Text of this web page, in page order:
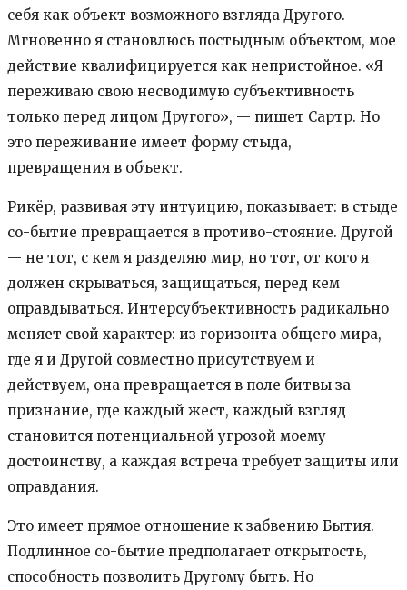
себя как объект возможного взгляда Другого.
Мгновенно я становлюсь постыдным объектом, мое
действие квалифицируется как непристойное. «Я
переживаю свою несводимую субъективность
только перед лицом Другого», — пишет Сартр. Но
это переживание имеет форму стыда,
превращения в объект.
Рикёр, развивая эту интуицию, показывает: в стыде
со-бытие превращается в противо-стояние. Другой
— не тот, с кем я разделяю мир, но тот, от кого я
должен скрываться, защищаться, перед кем
оправдываться. Интерсубъективность радикально
меняет свой характер: из горизонта общего мира,
где я и Другой совместно присутствуем и
действуем, она превращается в поле битвы за
признание, где каждый жест, каждый взгляд
становится потенциальной угрозой моему
достоинству, а каждая встреча требует защиты или
оправдания.
Это имеет прямое отношение к забвению Бытия.
Подлинное со-бытие предполагает открытость,
способность позволить Другому быть. Но